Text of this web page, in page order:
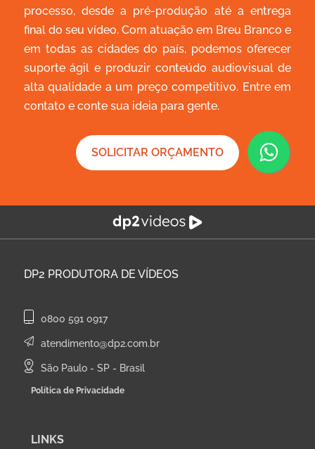
processo, desde a pré-produção até a entrega
final do seu vídeo. Com atuação em Breu Branco e
em todas as cidades do país, podemos oferecer
suporte ágil e produzir conteúdo audiovisual de
alta qualidade a um preço competitivo. Entre em
contato e conte sua ideia para gente.
SOLICITAR ORÇAMENTO
DP2 PRODUTORA DE VÍDEOS
0800 591 0917
atendimento@dp2.com.br
São Paulo - SP - Brasil
Política de Privacidade
LINKS